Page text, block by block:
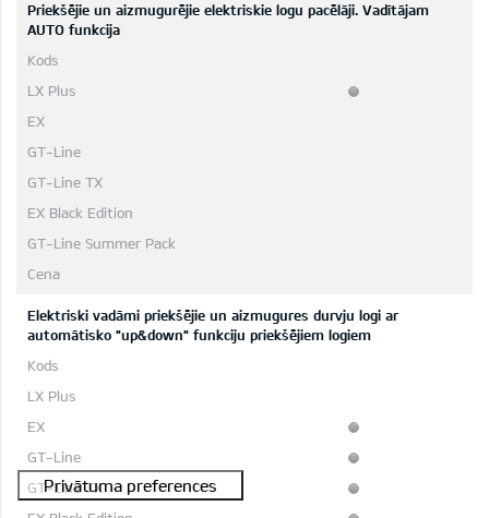
Priekšējie un aizmugurējie elektriskie logu pacēlāji. Vadītājam
AUTO funkcija
Elektriski vadāmi priekšējie un aizmugures durvju logi ar
automātisko "up&down" funkciju priekšējiem logiem